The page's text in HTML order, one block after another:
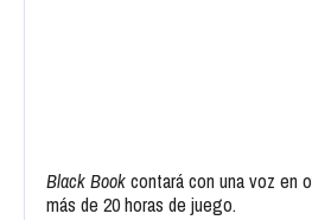
Black Bookcontará con una voz en
más de 20 horas de juego.